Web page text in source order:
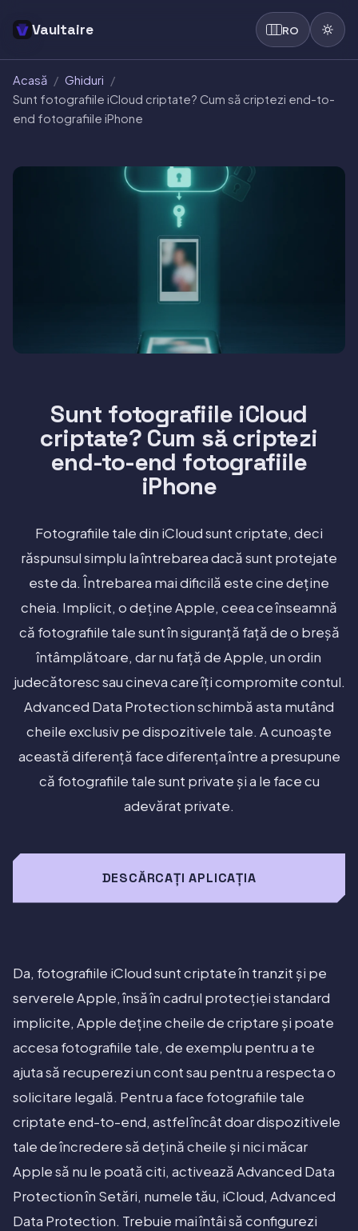
Vaultaire RO
Acasă / Ghiduri /
Sunt fotografiile iCloud criptate? Cum să criptezi end-to-
end fotografiile iPhone
Sunt fotografiile iCloud
criptate? Cum să criptezi
end-to-end fotografiile
iPhone
Fotografiile tale din iCloud sunt criptate, deci
răspunsul simplu la întrebarea dacă sunt protejate
este da. Întrebarea mai dificilă este cine deține
cheia. Implicit, o deține Apple, ceea ce înseamnă
că fotografiile tale sunt în siguranță față de o breșă
întâmplătoare, dar nu față de Apple, un ordin
judecătoresc sau cineva care îți compromite contul.
Advanced Data Protection schimbă asta mutând
cheile exclusiv pe dispozitivele tale. A cunoaște
această diferență face diferența între a presupune
că fotografiile tale sunt private și a le face cu
adevărat private.
DESCĂRCAȚI APLICAȚIA
Da, fotografiile iCloud sunt criptate în tranzit și pe
serverele Apple, însă în cadrul protecției standard
implicite, Apple deține cheile de criptare și poate
accesa fotografiile tale, de exemplu pentru a te
ajuta să recuperezi un cont sau pentru a respecta o
solicitare legală. Pentru a face fotografiile tale
criptate end-to-end, astfel încât doar dispozitivele
tale de încredere să dețină cheile și nici măcar
Apple să nu le poată citi, activează Advanced Data
Protection în Setări, numele tău, iCloud, Advanced
Data Protection. Trebuie mai întâi să configurezi